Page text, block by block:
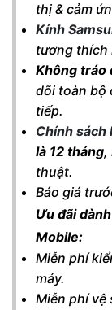
thị & cảm
Kính
tương thích
Không tráo
dõi toàn bộ
tiếp.
Chính sách
là 12 tháng,
thuật.
Báo giá
Ưu đãi
Mobile:
Miễn phí
máy.
Miễn phí vệ